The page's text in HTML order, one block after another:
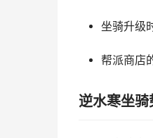
坐骑升级
帮派商店
逆水寒坐